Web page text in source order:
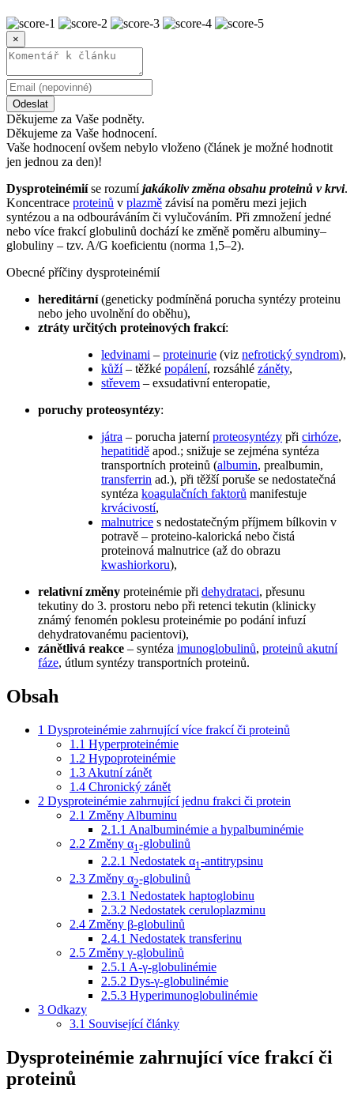
×
Odeslat
Děkujeme za Vaše podněty.
Děkujeme za Vaše hodnocení.
Vaše hodnocení ovšem nebylo vloženo (článek je možné hodnotit
jen jednou za den)!
Dysproteinémiíse rozumíjakákoliv změna obsahu proteinů v krvi.
Koncentrace proteinů v plazmě závisí na poměru mezi jejich
syntézou a na odbouráváním či vylučováním. Při zmnožení jedné
nebo více frakcí globulinů dochází ke změně poměru albuminy–
globuliny – tzv. A/G koeficientu (norma 1,5–2).
Obecné příčiny dysproteinémií
hereditární(geneticky podmíněná porucha syntézy proteinu
nebo jeho uvolnění do oběhu),
ztráty určitých proteinových frakcí:
ledvinami – proteinurie (viz nefrotický syndrom),
kůží– těžké popálení, rozsáhlé záněty,
střevem – exsudativní enteropatie,
poruchy proteosyntézy:
játra – porucha jaterníproteosyntézy při cirhóze,
hepatitidě apod.; snižuje se zejména syntéza
transportních proteinů (albumin, prealbumin,
transferrin ad.), při těžší poruše se nedostatečná
syntéza koagulačních faktorů manifestuje
krvácivostí,
malnutrice s nedostatečným příjmem bílkovin v
potravě – proteino-kalorická nebo čistá
proteinová malnutrice (až do obrazu
kwashiorkoru),
relativní změny proteinémie při dehydrataci, přesunu
tekutiny do 3. prostoru nebo při retenci tekutin (klinicky
známý fenomén poklesu proteinémie po podání infuzí
dehydratovanému pacientovi),
zánětlivá reakce – syntéza imunoglobulinů, proteinů akutní
fáze, útlum syntézy transportních proteinů.
Obsah
1 Dysproteinémie zahrnující více frakcí či proteinů
1.1 Hyperproteinémie
1.2 Hypoproteinémie
1.3 Akutní zánět
1.4 Chronický zánět
2 Dysproteinémie zahrnující jednu frakci či protein
2.1 Změny Albuminu
2.1.1 Analbuminémie a hypalbuminémie
2.2 Změny α1 -globulinů
2.2.1 Nedostatek α1 -antitrypsinu
2.3 Změny α2-globulinů
2.3.1 Nedostatek haptoglobinu
2.3.2 Nedostatek ceruloplazminu
2.4 Změny β-globulinů
2.4.1 Nedostatek transferinu
2.5 Změny γ-globulinů
2.5.1 A-γ-globulinémie
2.5.2 Dys-γ-globulinémie
2.5.3 Hyperimunoglobulinémie
3 Odkazy
3.1 Související články
Dysproteinémie zahrnující více frakcí či
proteinů